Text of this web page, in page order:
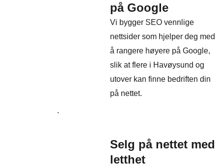
på Google
Vi bygger SEO vennlige
nettsider som hjelper deg med
å rangere høyere på Google,
slik at flere i Havøysund og
utover kan finne bedriften din
på nettet.
Selg på nettet med
letthet